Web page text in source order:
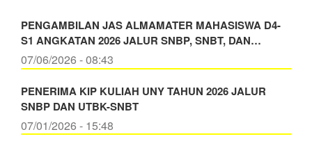
PENGAMBILAN JAS ALMAMATER MAHASISWA D4-
S1 ANGKATAN 2026 JALUR SNBP, SNBT, DAN…
07/06/2026 - 08:43
PENERIMA KIP KULIAH UNY TAHUN 2026 JALUR
SNBP DAN UTBK-SNBT
07/01/2026 - 15:48